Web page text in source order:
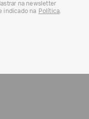
na newsletter
indicado na Política.